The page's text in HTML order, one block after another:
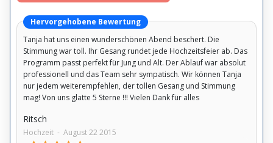
Hervorgehobene Bewertung
Tanja hat uns einen wunderschönen Abend beschert. Die
Stimmung war toll. Ihr Gesang rundet jede Hochzeitsfeier ab. Das
Programm passt perfekt für Jung und Alt. Der Ablauf war absolut
professionell und das Team sehr sympatisch. Wir können Tanja
nur jedem weiterempfehlen, der tollen Gesang und Stimmung
mag! Von uns glatte 5 Sterne !!! Vielen Dank für alles
Ritsch
Hochzeit - August 22 2015